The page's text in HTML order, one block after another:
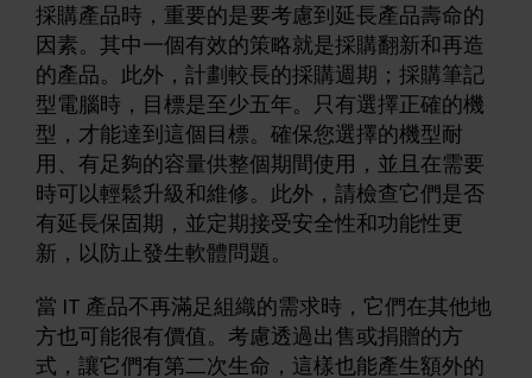
採購產品時，重要的是要考慮到延長產品壽命的
因素。其中一個有效的策略就是採購翻新和再造
的產品。此外，計劃較長的採購週期；採購筆記
型電腦時，目標是至少五年。只有選擇正確的機
型，才能達到這個目標。確保您選擇的機型耐
用、有足夠的容量供整個期間使用，並且在需要
時可以輕鬆升級和維修。此外，請檢查它們是否
有延長保固期，並定期接受安全性和功能性更
新，以防止發生軟體問題。
當 IT 產品不再滿足組織的需求時，它們在其他地
方也可能很有價值。考慮透過出售或捐贈的方
式，讓它們有第二次生命，這樣也能產生額外的